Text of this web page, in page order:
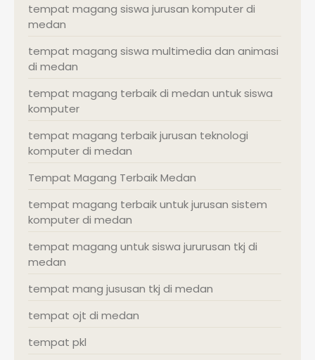
tempat magang siswa jurusan komputer di
medan
tempat magang siswa multimedia dan animasi
di medan
tempat magang terbaik di medan untuk siswa
komputer
tempat magang terbaik jurusan teknologi
komputer di medan
Tempat Magang Terbaik Medan
tempat magang terbaik untuk jurusan sistem
komputer di medan
tempat magang untuk siswa jururusan tkj di
medan
tempat mang jususan tkj di medan
tempat ojt di medan
tempat pkl